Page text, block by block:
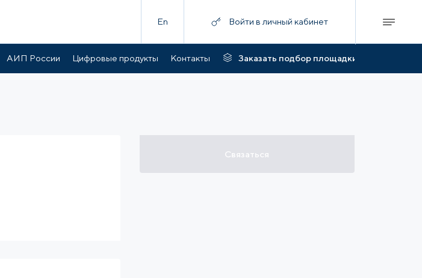
En Войти в личный кабинет
АИП России Цифровые продукты Контакты Заказать подбор площадки
Связаться